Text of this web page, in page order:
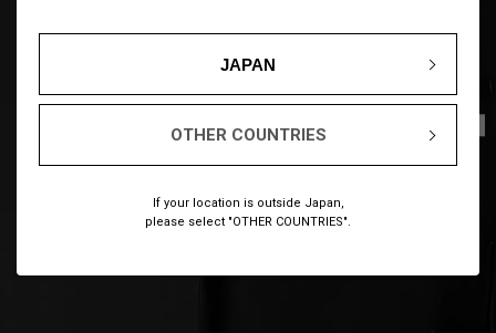
JAPAN
OTHER COUNTRIES
If your location is outside Japan,
please select "OTHER COUNTRIES".